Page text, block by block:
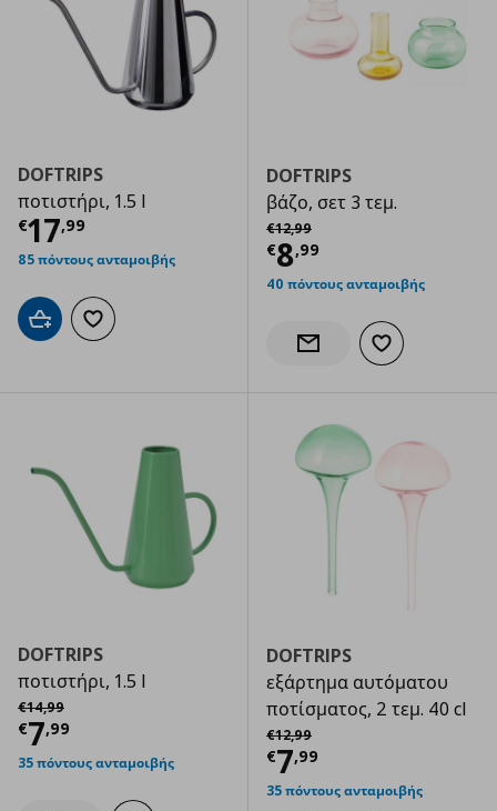
DOFTRIPS
ποτιστήρι, 1.5 l
€17,99
Τρέχουσα τιμή € 17,99
85 πόντους ανταμοιβής
Προσθήκη στο καλάθι
Προσθήκη στα αγαπημένα
DOFTRIPS
βάζο, σετ 3 τεμ.
€12,99
Αρχική τιμή
€8,99
Τρέχουσα
40 πόντους ανταμοιβής
Ενημέρωση διαθεσιμότητας
Προσθήκη στα
DOFTRIPS
ποτιστήρι, 1.5 l
€14,99
Αρχική τιμή
€7,99
Τρέχουσα τιμή € 7,99
35 πόντους ανταμοιβής
DOFTRIPS
εξάρτημα αυτόματου
ποτίσματος, 2 τεμ. 40 cl
€12,99
Αρχική τιμή
€7,99
Τρέχουσα
35 πόντους ανταμοιβής